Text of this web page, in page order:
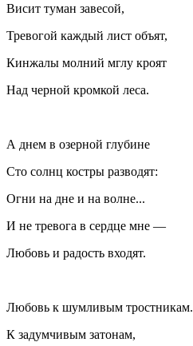
Висит туман завесой,
Тревогой каждый лист объят,
Кинжалы молний мглу кроят
Над черной кромкой леса.
А днем в озерной глубине
Сто солнц костры разводят:
Огни на дне и на волне...
И не тревога в сердце мне —
Любовь и радость входят.
Любовь к шумливым тростникам.
К задумчивым затонам,